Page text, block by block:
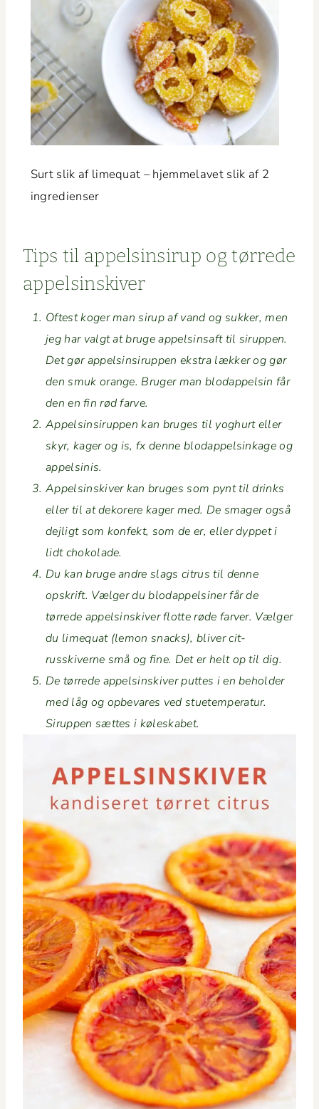
Surt slik af lime­quat – hjem­melavet slik af 2
ingredienser
Tips til appelsin­sirup og tørrede
appelsinskiver
Oftest koger man sirup af vand og sukker, men
jeg har val­gt at bruge appelsin­saft til sirup­pen.
Det gør appelsin­sirup­pen ekstra lækker og gør
den smuk orange. Bruger man blo­dap­pelsin får
den en fin rød farve.
Appelsin­sirup­pen kan bruges til yoghurt eller
skyr, kager og is, fx denne blo­dap­pelsink­age og
appelsinis.
Appelsin­skiv­er kan bruges som pynt til drinks
eller til at deko­rere kager med. De smager også
dejligt som kon­fekt, som de er, eller dyp­pet i
lidt chokolade.
Du kan bruge andre slags cit­rus til denne
opskrift. Væl­ger du blo­dap­pelsin­er får de
tørrede appelsin­skiv­er flotte røde farv­er. Væl­ger
du lime­quat (lemon snacks), bliv­er cit­
russkiverne små og fine. Det er helt op til dig.
De tørrede appelsin­skiv­er puttes i en behold­er
med låg og opbe­vares ved stuetem­per­atur.
Sirup­pen sættes i køleskabet.